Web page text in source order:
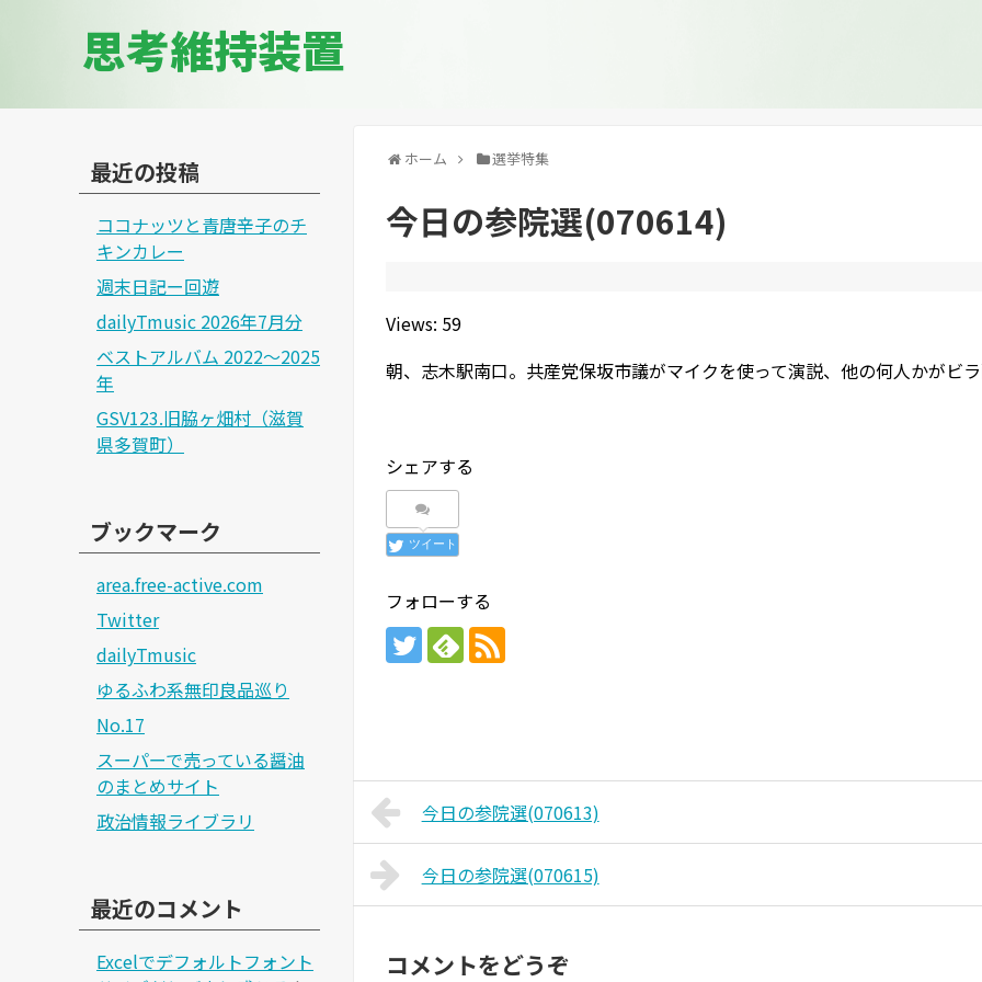
思考維持装置
ホーム 選挙特集
今日の参院選(070614)
Views: 59
朝、志木駅南口。共産党保坂市議がマイクを使って演説、他の何人かがビ
シェアする
ツイート
フォローする
今日の参院選(070613)
今日の参院選(070615)
コメントをどうぞ
最近の投稿
ココナッツと青唐辛子のチ
キンカレー
週末日記ー回遊
dailyTmusic 2026年7月分
ベストアルバム 2022～2025
年
GSV123.旧脇ヶ畑村（滋賀
県多賀町）
ブックマーク
area.free-active.com
Twitter
dailyTmusic
ゆるふわ系無印良品巡り
No.17
スーパーで売っている醤油
のまとめサイト
政治情報ライブラリ
最近のコメント
Excelでデフォルトフォント